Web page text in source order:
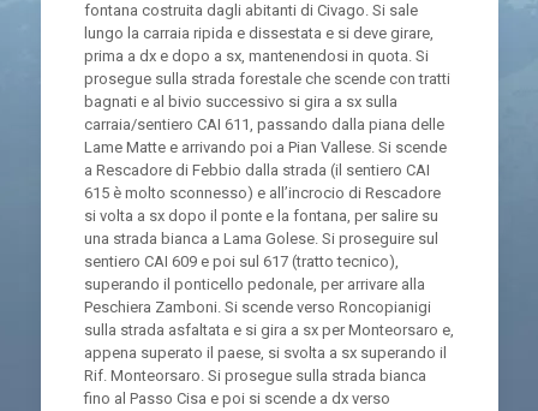
fontana costruita dagli abitanti di Civago. Si sale
lungo la carraia ripida e dissestata e si deve girare,
prima a dx e dopo a sx, mantenendosi in quota. Si
prosegue sulla strada forestale che scende con tratti
bagnati e al bivio successivo si gira a sx sulla
carraia/sentiero CAI 611, passando dalla piana delle
Lame Matte e arrivando poi a Pian Vallese. Si scende
a Rescadore di Febbio dalla strada (il sentiero CAI
615 è molto sconnesso) e all’incrocio di Rescadore
si volta a sx dopo il ponte e la fontana, per salire su
una strada bianca a Lama Golese. Si proseguire sul
sentiero CAI 609 e poi sul 617 (tratto tecnico),
superando il ponticello pedonale, per arrivare alla
Peschiera Zamboni. Si scende verso Roncopianigi
sulla strada asfaltata e si gira a sx per Monteorsaro e,
appena superato il paese, si svolta a sx superando il
Rif. Monteorsaro. Si prosegue sulla strada bianca
fino al Passo Cisa e poi si scende a dx verso